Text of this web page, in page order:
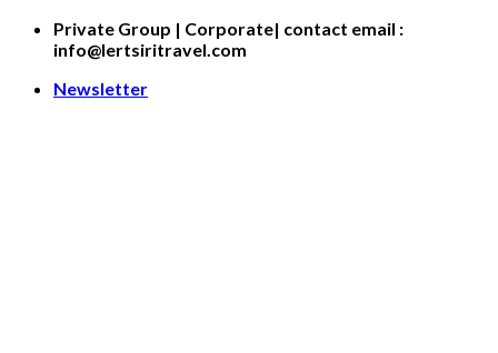
Skip
Private Group | Corporate| contact email :
info@lertsiritravel.com
Newsletter